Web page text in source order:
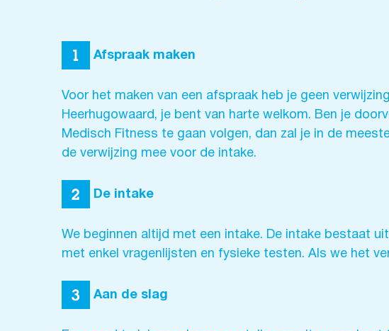
Afspraak maken
Voor het maken van een afspraak heb je geen
Heerhugowaard, je bent van harte welkom. Ben je
Medisch Fitness te gaan volgen, dan zal je in de
de verwijzing mee voor de intake.
De intake
We beginnen altijd met een intake. De intake bestaat
met enkel vragenlijsten en fysieke testen. Als we het
Aan de slag